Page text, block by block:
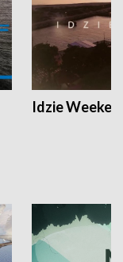
Idzie